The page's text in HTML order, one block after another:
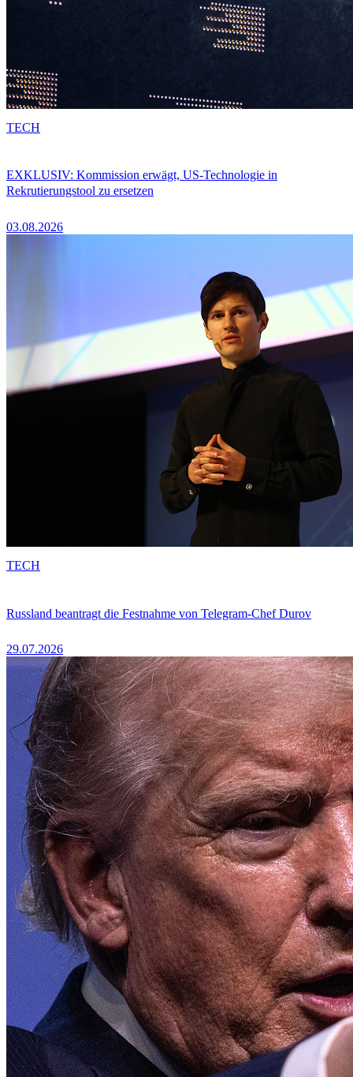
EXKLUSIV: Kommission erwägt, US-Technologie in
Rekrutierungstool zu ersetzen
03.08.2026
TECH
Russland beantragt die Festnahme von Telegram-Chef Durov
29.07.2026
TECH